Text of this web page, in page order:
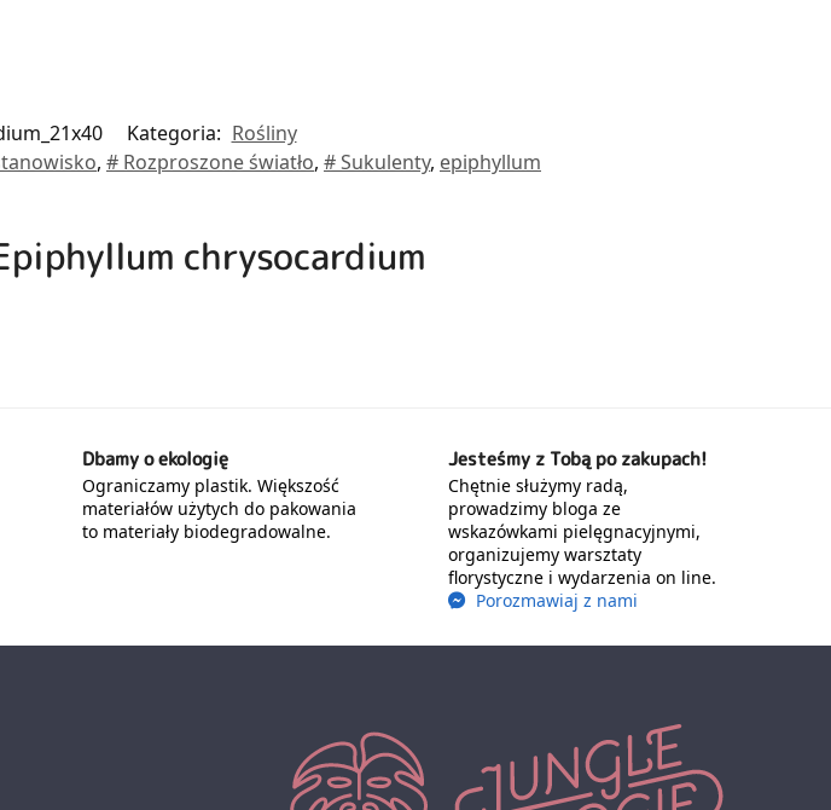
Kategoria: Rośliny
, # Rozproszone światło, # Sukulenty, epiphyllum
chrysocardium
Dbamy o ekologię
Ograniczamy plastik. Większość
materiałów użytych do pakowania
to materiały biodegradowalne.
Jesteśmy z Tobą po zakupach!
Chętnie służymy radą,
prowadzimy bloga ze
wskazówkami pielęgnacyjnymi,
organizujemy warsztaty
florystyczne i wydarzenia on line.
Porozmawiaj z nami